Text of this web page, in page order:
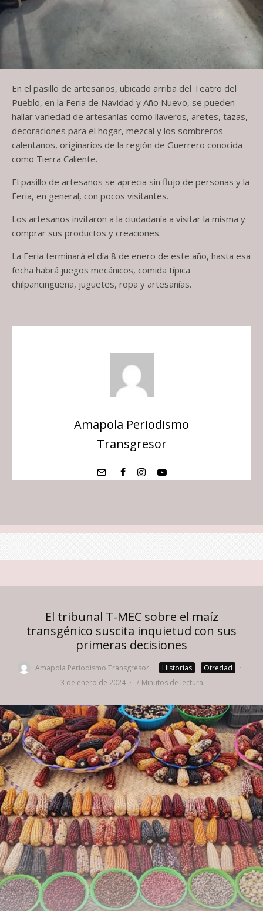
En el pasillo de artesanos, ubicado arriba del Teatro del
Pueblo, en la Feria de Navidad y Año Nuevo, se pueden
hallar variedad de artesanías como llaveros, aretes, tazas,
decoraciones para el hogar, mezcal y los sombreros
calentanos, originarios de la región de Guerrero conocida
como Tierra Caliente.
El pasillo de artesanos se aprecia sin flujo de personas y la
Feria, en general, con pocos visitantes.
Los artesanos invitaron a la ciudadanía a visitar la misma y
comprar sus productos y creaciones.
La Feria terminará el día 8 de enero de este año, hasta esa
fecha habrá juegos mecánicos, comida típica
chilpancingueña, juguetes, ropa y artesanías.
Amapola Periodismo
Transgresor
El tribunal T-MEC sobre el maíz
transgénico suscita inquietud con sus
primeras decisiones
Amapola Periodismo Transgresor · Historias Otredad
·
3 de enero de 2024 · 7 Minutos de lectura